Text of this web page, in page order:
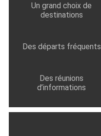
Un grand choix de
destinations
Des départs fréquents
Des réunions
d’informations